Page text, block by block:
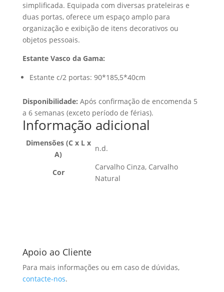
simplificada. Equipada com diversas prateleiras e
duas portas, oferece um espaço amplo para
organização e exibição de itens decorativos ou
objetos pessoais.
Estante Vasco da Gama:
Estante c/2 portas: 90*185,5*40cm
Disponibilidade: Após confirmação de encomenda 5
a 6 semanas (exceto período de férias).
Informação adicional
Dimensões (C x L x
A)
n.d.
Cor
Carvalho Cinza, Carvalho
Natural
Apoio ao Cliente
Para mais informações ou em caso de dúvidas,
contacte-nos.